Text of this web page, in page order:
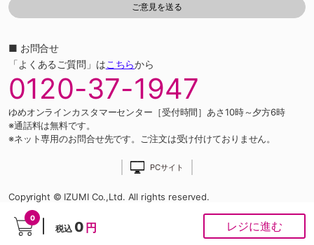
0
税込 0 円 レジに進む
■ お問合せ
「よくあるご質問」はこちらから
0120-37-1947
ゆめオンラインカスタマーセンター［受付時間］あさ10時～夕方6時
※通話料は無料です。
※ネット専用のお問合せ先です。ご注文は受け付けておりません。
PCサイト
Copyright © IZUMI Co.,Ltd. All rights reserved.